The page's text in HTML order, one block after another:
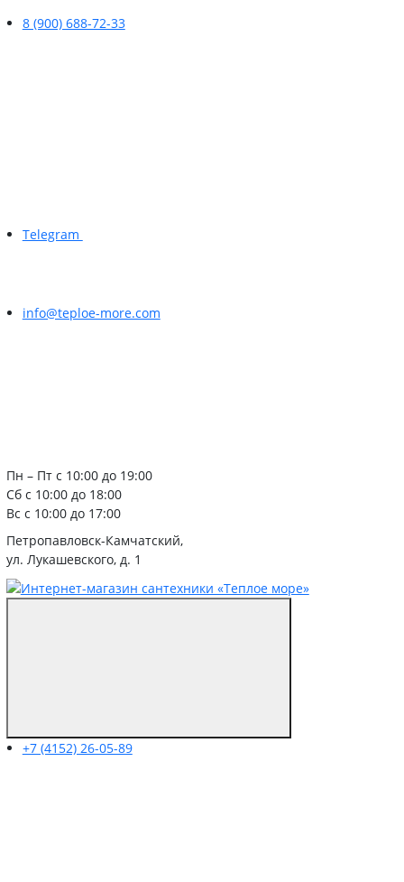
8 (900) 688-72-33
Telegram
info@teploe-more.com
Пн – Пт с 10:00 до 19:00
Сб с 10:00 до 18:00
Вс с 10:00 до 17:00
Петропавловск-Камчатский,
ул. Лукашевского, д. 1
+7 (4152) 26-05-89